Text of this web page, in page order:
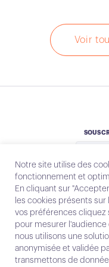
Voir
Notre site utilise des
fonctionnement et
En cliquant sur
les cookies présents sur
vos préférences cliquez
pour mesurer
nous utilisons une
anonymisée et validée
transmettons de